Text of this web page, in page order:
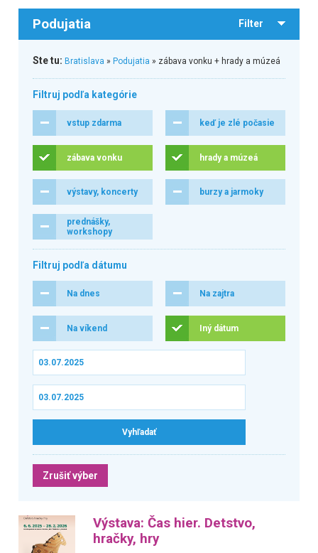
Podujatia Filter
Ste tu: Bratislava » Podujatia » zábava vonku + hrady a múzeá
Filtruj podľa kategórie
vstup zdarma keď je zlé počasie
zábava vonku hrady a múzeá
výstavy, koncerty burzy a jarmoky
prednášky,
workshopy
Filtruj podľa dátumu
Na dnes Na zajtra
Na víkend Iný dátum
Zrušiť výber
Výstava: Čas hier. Detstvo,
hračky, hry